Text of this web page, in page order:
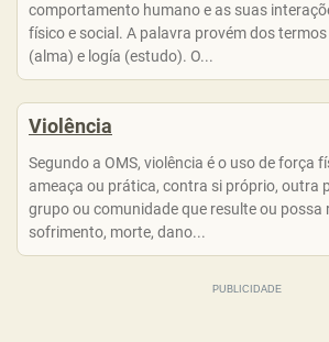
comportamento humano e as suas
físico e social. A palavra provém dos
(alma) e logía (estudo). O...
Violência
Segundo a OMS, violência é o uso de força
ameaça ou prática, contra si próprio, outra
grupo ou comunidade que resulte ou possa
sofrimento, morte, dano...